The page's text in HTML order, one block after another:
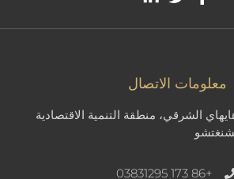
معلومات الاتصال
هايهاي الشرقي، منطقة التنمية الاقتصادية
+86 173 03831295